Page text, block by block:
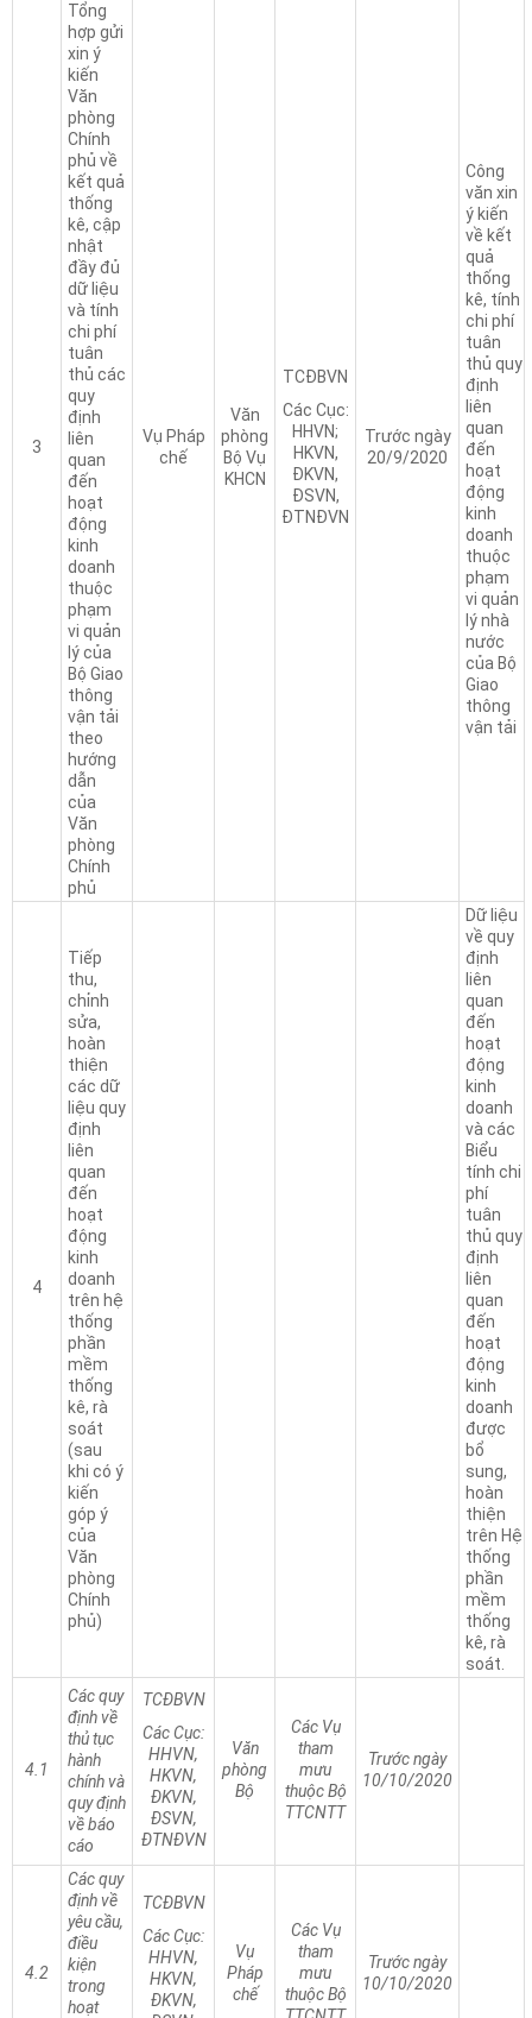
3
Tổng
hợp gửi
xin ý
kiến
Văn
phòng
Chính
phủ về
kết quả
thống
kê, cập
nhật
đầy đủ
dữ liệu
và tính
chi phí
tuân
thủ các
quy
định
liên
quan
đến
hoạt
động
kinh
doanh
thuộc
phạm
vi quản
lý của
Bộ Giao
thông
vận tải
theo
hướng
dẫn
của
Văn
phòng
Chính
phủ
Vụ Pháp
chế
Văn
phòng
Bộ Vụ
KHCN
TCĐBVN
Các Cục:
HHVN;
HKVN,
ĐKVN,
ĐSVN,
ĐTNĐVN
Trước ngày
20/9/2020
Công
văn xin
ý kiến
về kết
quả
thống
kê, tính
chi phí
tuân
thủ quy
định
liên
quan
đến
hoạt
động
kinh
doanh
thuộc
phạm
vi quản
lý nhà
nước
của Bộ
Giao
thông
vận tải
4
Tiếp
thu,
chỉnh
sửa,
hoàn
thiện
các dữ
liệu quy
định
liên
quan
đến
hoạt
động
kinh
doanh
trên hệ
thống
phần
mềm
thống
kê, rà
soát
(sau
khi có ý
kiến
góp ý
của
Văn
phòng
Chính
phủ)
Dữ liệu
về quy
định
liên
quan
đến
hoạt
động
kinh
doanh
và các
Biểu
tính chi
phí
tuân
thủ quy
định
liên
quan
đến
hoạt
động
kinh
doanh
được
bổ
sung,
hoàn
thiện
trên Hệ
thống
phần
mềm
thống
kê, rà
soát.
4.1
Các quy
định về
thủ tục
hành
chính và
quy định
về báo
cáo
TCĐBVN
Các Cục:
HHVN,
HKVN,
ĐKVN,
ĐSVN,
ĐTNĐVN
Văn
phòng
Bộ
Các Vụ
tham
mưu
thuộc Bộ
TTCNTT
Trước ngày
10/10/2020
4.2
Các quy
định về
yêu cầu,
điều
kiện
trong
hoạt
TCĐBVN
Các Cục:
HHVN,
HKVN,
ĐKVN,
Vụ
Pháp
chế
Các Vụ
tham
mưu
thuộc Bộ
Trước ngày
10/10/2020